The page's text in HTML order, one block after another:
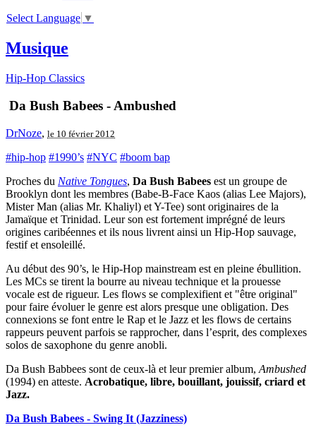
Select Language ▼
Musique
Hip-Hop Classics
Da Bush Babees - Ambushed
DrNoze, le 10 février 2012
#hip-hop #1990’s #NYC #boom bap
Proches du Native Tongues, Da Bush Babees est un groupe de
Brooklyn dont les membres (Babe-B-Face Kaos (alias Lee Majors),
Mister Man (alias Mr. Khaliyl) et Y-Tee) sont originaires de la
Jamaïque et Trinidad. Leur son est fortement imprégné de leurs
origines caribéennes et ils nous livrent ainsi un Hip-Hop sauvage,
festif et ensoleillé.
Au début des 90’s, le Hip-Hop mainstream est en pleine ébullition.
Les MCs se tirent la bourre au niveau technique et la prouesse
vocale est de rigueur. Les flows se complexifient et "être original"
pour faire évoluer le genre est alors presque une obligation. Des
connexions se font entre le Rap et le Jazz et les flows de certains
rappeurs peuvent parfois se rapprocher, dans l’esprit, des complexes
solos de saxophone du genre anobli.
Da Bush Babbees sont de ceux-là et leur premier album, Ambushed
(1994) en atteste. Acrobatique, libre, bouillant, jouissif, criard et
Jazz.
Da Bush Babees - Swing It (Jazziness)